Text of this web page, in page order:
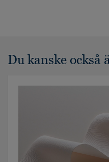
Du kanske också